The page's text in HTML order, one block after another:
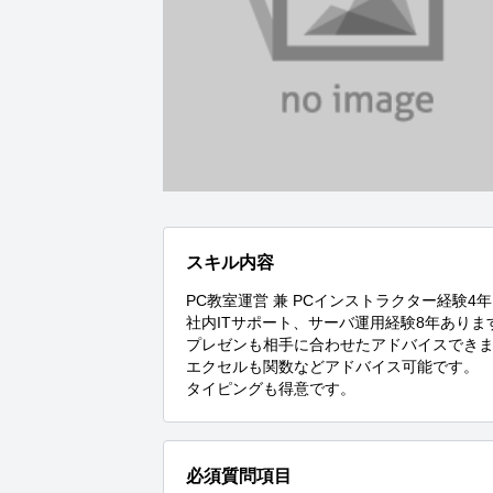
スキル内容
PC教室運営 兼 PCインストラクター経験4年
社内ITサポート、サーバ運用経験8年ありま
プレゼンも相手に合わせたアドバイスできま
エクセルも関数などアドバイス可能です。
タイピングも得意です。
必須質問項目